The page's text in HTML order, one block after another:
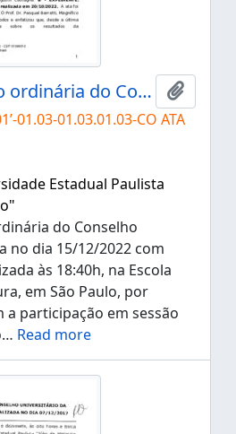
Ata da 274ª sessão ordinária do Conselho Universitário da Unesp de 15/12/2022
Add to
01.03-01.03.01.03-CO ATA
Estadual Paulista
do Conselho
no dia 15/12/2022 com
às 18:40h, na Escola
em São Paulo, por
participação em sessão
… Read more